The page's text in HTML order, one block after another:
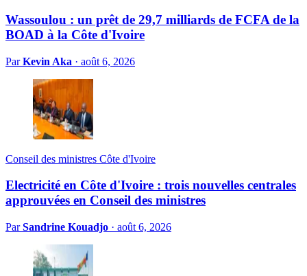
Wassoulou : un prêt de 29,7 milliards de FCFA de la
BOAD à la Côte d'Ivoire
ParKevin Aka · août 6, 2026
Conseil des ministres Côte d'Ivoire
Electricité en Côte d'Ivoire : trois nouvelles centrales
approuvées en Conseil des ministres
ParSandrine Kouadjo · août 6, 2026